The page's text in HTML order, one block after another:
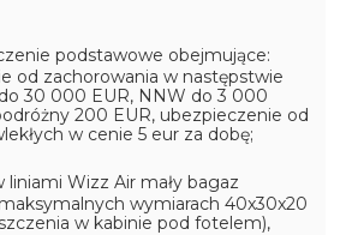
podstawowe obejmujące:
od zachorowania w następstwie
30 000 EUR, NNW do 3 000
200 EUR, ubezpieczenie od
w cenie 5 eur za dobę;
liniami Wizz Air mały bagaz
wymiarach 40x30x20
w kabinie pod fotelem),